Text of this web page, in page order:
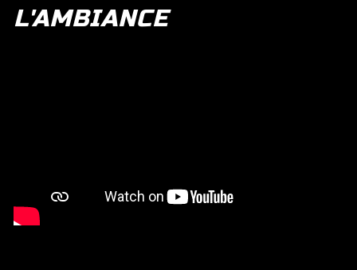
L'AMBIANCE